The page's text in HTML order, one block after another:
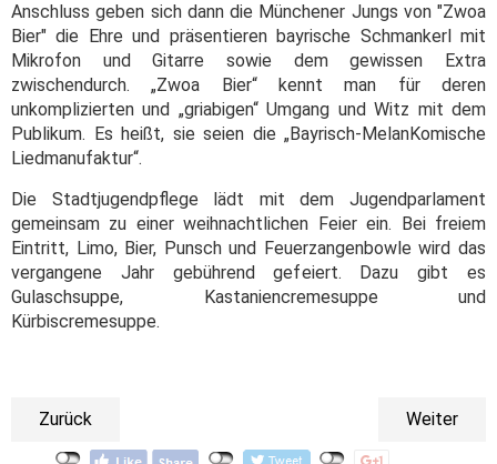
Anschluss geben sich dann die Münchener Jungs von "Zwoa
Bier" die Ehre und präsentieren bayrische Schmankerl mit
Mikrofon und Gitarre sowie dem gewissen Extra
zwischendurch. „Zwoa Bier“ kennt man für deren
unkomplizierten und „griabigen“ Umgang und Witz mit dem
Publikum. Es heißt, sie seien die „Bayrisch-MelanKomische
Liedmanufaktur“.
Die Stadtjugendpflege lädt mit dem Jugendparlament
gemeinsam zu einer weihnachtlichen Feier ein. Bei freiem
Eintritt, Limo, Bier, Punsch und Feuerzangenbowle wird das
vergangene Jahr gebührend gefeiert. Dazu gibt es
Gulaschsuppe, Kastaniencremesuppe und
Kürbiscremesuppe.
Zurück Weiter